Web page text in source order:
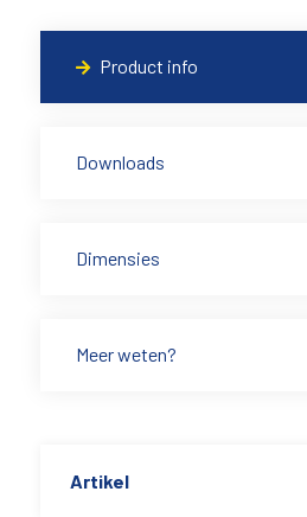
Product info
Downloads
Dimensies
Meer weten?
Artikel